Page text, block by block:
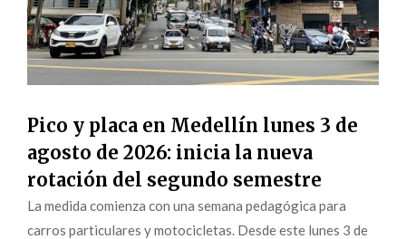
Pico y placa en Medellín lunes 3 de
agosto de 2026: inicia la nueva
rotación del segundo semestre
La medida comienza con una semana pedagógica para
carros particulares y motocicletas. Desde este lunes 3 de